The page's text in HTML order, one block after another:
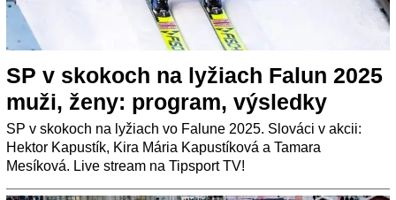
SP v skokoch na lyžiach Falun 2025
muži, ženy: program, výsledky
SP v skokoch na lyžiach vo Falune 2025. Slováci v akcii:
Hektor Kapustík, Kira Mária Kapustíková a Tamara
Mesíková. Live stream na Tipsport TV!